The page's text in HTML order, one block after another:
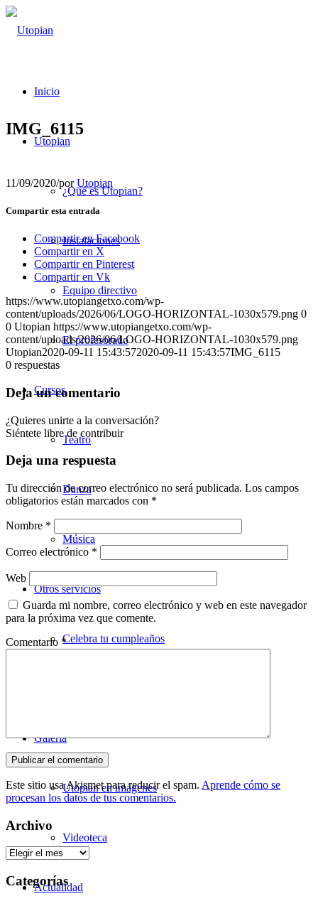
Inicio
Utopian
¿Qué es Utopian?
Instalaciones
Equipo directivo
El profesorado
Cursos
Teatro
Danza
Música
Otros servicios
Celebra tu cumpleaños
Galería
Utopian en imágenes
Videoteca
Actualidad
IMG_6115
11/09/2020/porUtopian
Compartir esta entrada
Compartir en Facebook
Compartir en X
Compartir en Pinterest
Compartir en Vk
https://www.utopiangetxo.com/wp-
content/uploads/2026/06/LOGO-HORIZONTAL-1030x579.png 0
0 Utopian https://www.utopiangetxo.com/wp-
content/uploads/2026/06/LOGO-HORIZONTAL-1030x579.png
Utopian2020-09-11 15:43:572020-09-11 15:43:57IMG_6115
0 respuestas
Deja un comentario
¿Quieres unirte a la conversación?
Siéntete libre de contribuir
Deja una respuesta
Tu dirección de correo electrónico no será publicada. Los campos
obligatorios están marcados con *
Nombre *
Correo electrónico *
Web
Guarda mi nombre, correo electrónico y web en este navegador
para la próxima vez que comente.
Comentario *
Este sitio usa Akismet para reducir el spam. Aprende cómo se
procesan los datos de tus comentarios.
Archivo
Archivo
Categorías